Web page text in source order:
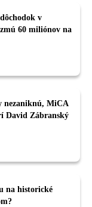
v
60 miliónov na
nezaniknú, MiCA
David Zábranský
na historické